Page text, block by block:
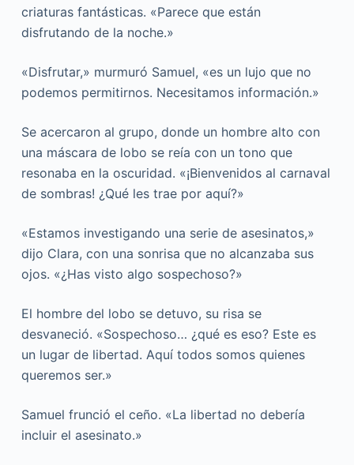
criaturas fantásticas. «Parece que están
disfrutando de la noche.»
«Disfrutar,» murmuró Samuel, «es un lujo que no
podemos permitirnos. Necesitamos información.»
Se acercaron al grupo, donde un hombre alto con
una máscara de lobo se reía con un tono que
resonaba en la oscuridad. «¡Bienvenidos al carnaval
de sombras! ¿Qué les trae por aquí?»
«Estamos investigando una serie de asesinatos,»
dijo Clara, con una sonrisa que no alcanzaba sus
ojos. «¿Has visto algo sospechoso?»
El hombre del lobo se detuvo, su risa se
desvaneció. «Sospechoso… ¿qué es eso? Este es
un lugar de libertad. Aquí todos somos quienes
queremos ser.»
Samuel frunció el ceño. «La libertad no debería
incluir el asesinato.»